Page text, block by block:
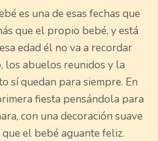
es una de esas fechas que
que el propio bebé, y está
edad él no va a recordar
los abuelos reunidos y la
sí quedan para siempre. En
fiesta pensándola para
con una decoración suave
el bebé aguante feliz.